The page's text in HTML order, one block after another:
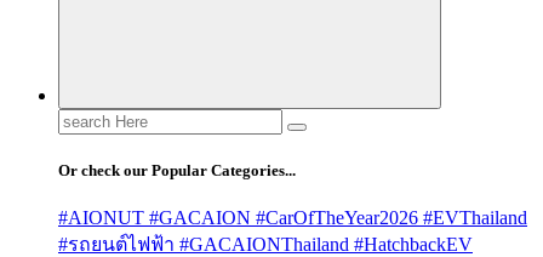
Search
for:
Or check our Popular Categories...
#AIONUT #GACAION #CarOfTheYear2026 #EVThailand
#รถยนต์ไฟฟ้า #GACAIONThailand #HatchbackEV